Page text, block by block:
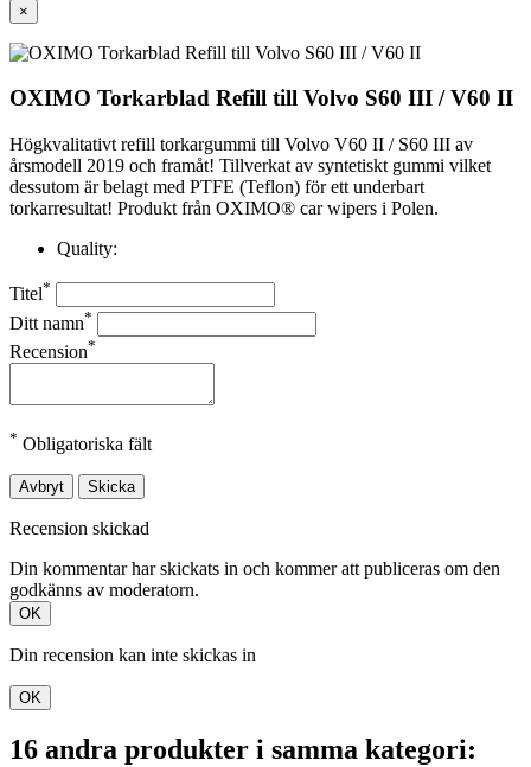
×
OXIMO Torkarblad Refill till Volvo S60 III / V60 II
Högkvalitativt refill torkargummi till Volvo V60 II / S60 III av
årsmodell 2019 och framåt! Tillverkat av syntetiskt gummi vilket
dessutom är belagt med PTFE (Teflon) för ett underbart
torkarresultat! Produkt från OXIMO® car wipers i Polen.
Quality:
Titel*
Ditt namn*
Recension*
* Obligatoriska fält
Avbryt Skicka
Recension skickad
Din kommentar har skickats in och kommer att publiceras om den
godkänns av moderatorn.
OK
Din recension kan inte skickas in
OK
16 andra produkter i samma kategori: